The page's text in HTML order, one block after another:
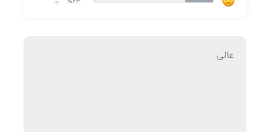
عالی